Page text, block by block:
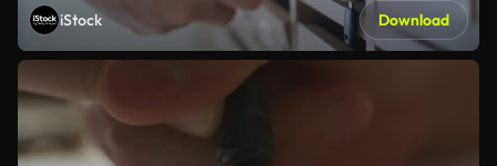
iStock Download